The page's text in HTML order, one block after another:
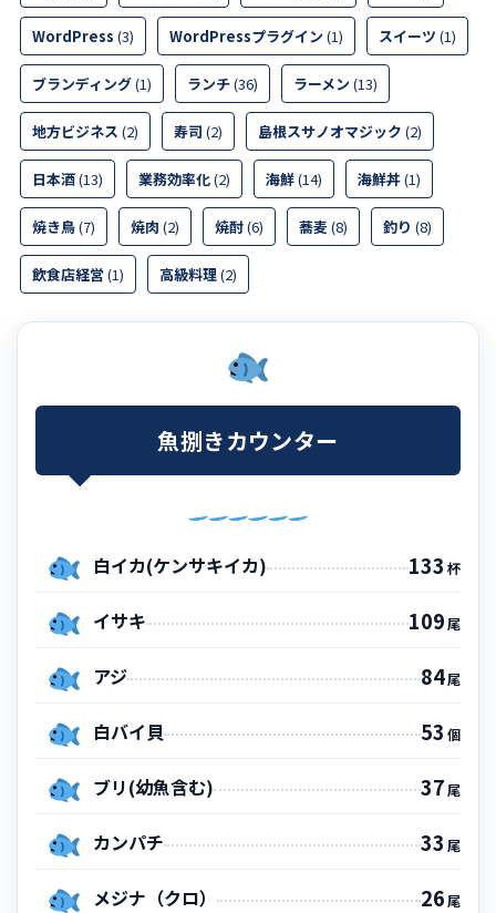
WordPress (3) WordPressプラグイン (1) スイーツ (1)
ブランディング(1) ランチ(36) ラーメン (13)
地方ビジネス (2) 寿司 (2) 島根スサノオマジック (2)
日本酒(13) 業務効率化(2) 海鮮(14) 海鮮丼(1)
焼き鳥(7) 焼肉 (2) 焼酎(6) 蕎麦(8) 釣り (8)
飲食店経営(1) 高級料理(2)
魚捌きカウンター
白イカ(ケンサキイカ) 133 杯
イサキ 109尾
アジ 84尾
白バイ貝 53 個
ブリ(幼魚含む) 37尾
カンパチ 33 尾
メジナ（クロ） 26尾